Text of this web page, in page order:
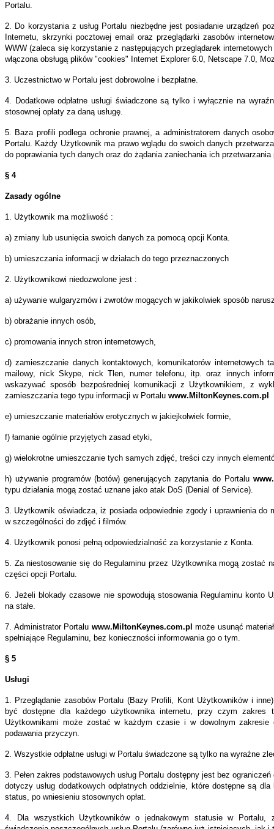
Portalu.
2. Do korzystania z usług Portalu niezbędne jest posiadanie urządzeń
Internetu, skrzynki pocztowej email oraz przeglądarki zasobów
WWW (zaleca się korzystanie z następujących przeglądarek
włączona obsługą plików "cookies" Internet Explorer 6.0, Netscape 7.0,
3. Uczestnictwo w Portalu jest dobrowolne i bezpłatne.
4. Dodatkowe odpłatne usługi świadczone są tylko i wyłącznie na
stosownej opłaty za daną usługę.
5. Baza profili podlega ochronie prawnej, a administratorem danych
Portalu. Każdy Użytkownik ma prawo wglądu do swoich danych
do poprawiania tych danych oraz do żądania zaniechania ich
§ 4
Zasady ogólne
1. Użytkownik ma możliwość :
a) zmiany lub usunięcia swoich danych za pomocą opcji Konta.
b) umieszczania informacji w działach do tego przeznaczonych
2. Użytkownikowi niedozwolone jest :
a) używanie wulgaryzmów i zwrotów mogących w jakikolwiek sposób
b) obrażanie innych osób,
c) promowania innych stron internetowych,
d) zamieszczanie danych kontaktowych, komunikatorów internetowych
mailowy, nick Skype, nick Tlen, numer telefonu, itp. oraz innych
wskazywać sposób bezpośredniej komunikacji z Użytkownikiem, z
zamieszczania tego typu informacji w Portalu www.MiltonKeynes.com.pl
e) umieszczanie materiałów erotycznych w jakiejkolwiek formie,
f) łamanie ogólnie przyjętych zasad etyki,
g) wielokrotne umieszczanie tych samych zdjęć, treści czy innych
h) używanie programów (botów) generujących zapytania do Portalu
typu działania mogą zostać uznane jako atak DoS (Denial of Service).
3. Użytkownik oświadcza, iż posiada odpowiednie zgody i uprawnienia do
w szczególności do zdjęć i filmów.
4. Użytkownik ponosi pełną odpowiedzialność za korzystanie z Konta.
5. Za niestosowanie się do Regulaminu przez Użytkownika mogą zostać
części opcji Portalu.
6. Jeżeli blokady czasowe nie spowodują stosowania Regulaminu konto
na stałe.
7. Administrator Portalu www.MiltonKeynes.com.pl może usunąć
spełniające Regulaminu, bez konieczności informowania go o tym.
§ 5
Usługi
1. Przeglądanie zasobów Portalu (Bazy Profili, Kont Użytkowników i
być dostępne dla każdego użytkownika internetu, przy czym zakres
Użytkownikami może zostać w każdym czasie i w dowolnym zakresie
podawania przyczyn.
2. Wszystkie odpłatne usługi w Portalu świadczone są tylko na wyraźne
3. Pełen zakres podstawowych usług Portalu dostępny jest bez
dotyczy usług dodatkowych odpłatnych oddzielnie, które dostępne są
status, po wniesieniu stosownych opłat.
4. Dla wszystkich Użytkowników o jednakowym statusie w Portalu,